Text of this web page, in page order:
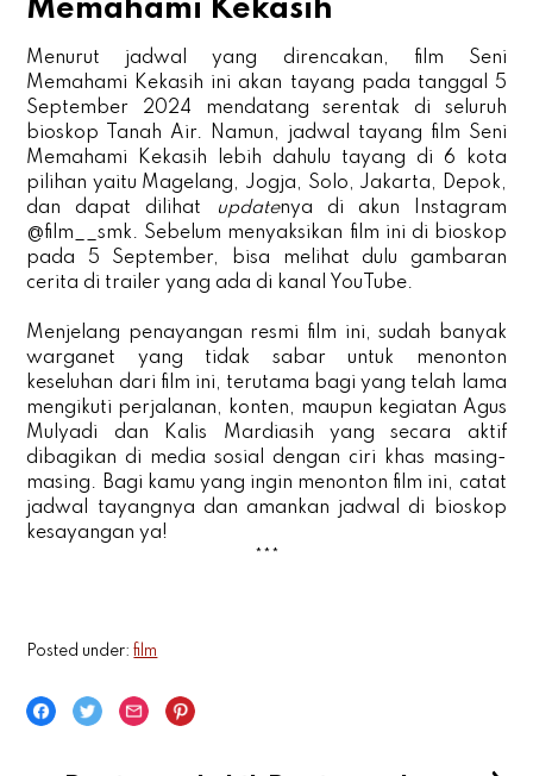
Memahami Kekasih
Menurut jadwal yang direncakan, film Seni
Memahami Kekasih ini akan tayang pada tanggal 5
September 2024 mendatang serentak di seluruh
bioskop Tanah Air. Namun, jadwal tayang film Seni
Memahami Kekasih lebih dahulu tayang di 6 kota
pilihan yaitu Magelang, Jogja, Solo, Jakarta, Depok,
dan dapat dilihat
updatenya di akun Instagram
@film__smk. Sebelum menyaksikan film ini di bioskop
pada 5 September, bisa melihat dulu gambaran
cerita di trailer yang ada di kanal YouTube.
Menjelang penayangan resmi film ini, sudah banyak
warganet yang tidak sabar untuk menonton
keseluhan dari film ini, terutama bagi yang telah lama
mengikuti perjalanan, konten, maupun kegiatan Agus
Mulyadi dan Kalis Mardiasih yang secara aktif
dibagikan di media sosial dengan ciri khas masing-
masing. Bagi kamu yang ingin menonton film ini, catat
jadwal tayangnya dan amankan jadwal di bioskop
kesayangan ya!
***
Posted under: film